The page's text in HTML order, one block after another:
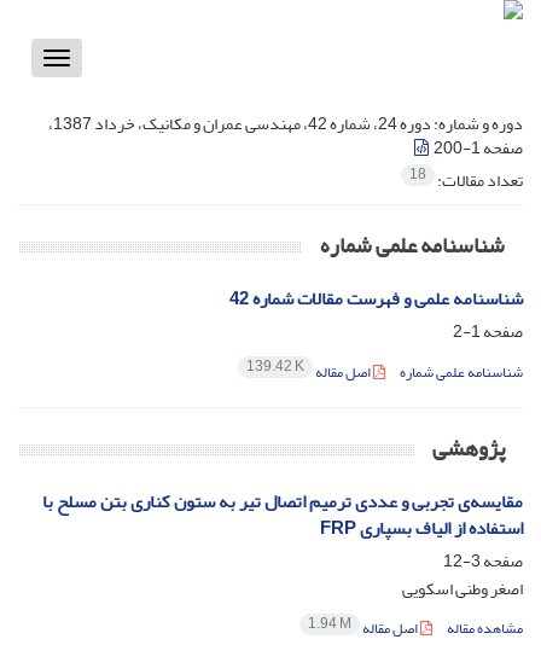
Toggle
دوره و شماره:
دوره 24، شماره 42، مهندسی عمران و مکانیک، خرداد 1387،
صفحه 1-200
تعداد مقالات: 18
شناسنامه علمی شماره
شناسنامه علمی و فهرست مقالات شماره 42
صفحه1-2
شناسنامه علمی شماره اصل مقاله 139.42 K
پژوهشی
مقایسه‌ی تجربی و عددی ترمیم اتصال تیر به ستون کناری بتن مسلح با
استفاده از الیاف بسپاری F‌R‌P
صفحه3-12
اصغر وطنی اسکویی
مشاهده مقاله اصل مقاله 1.94 M